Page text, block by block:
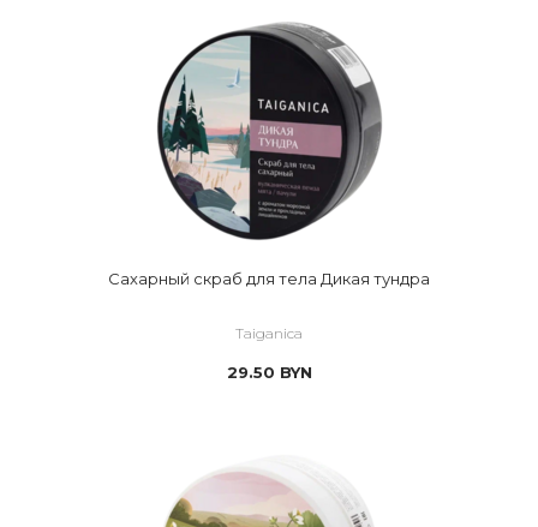
Сахарный скраб для тела Дикая тундра
Taiganica
29.50 BYN